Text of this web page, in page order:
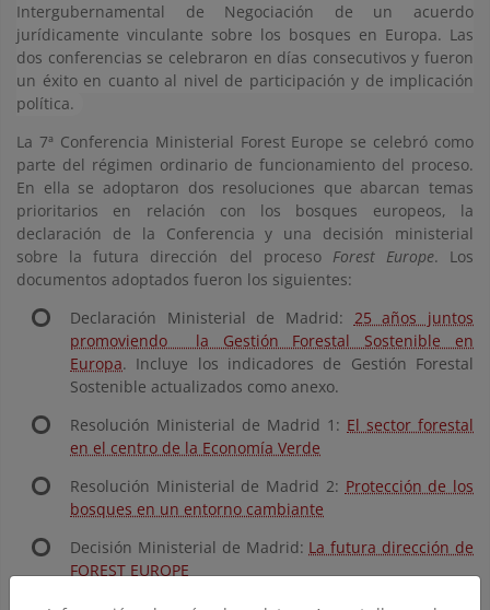
Intergubernamental de Negociación de un acuerdo
jurídicamente vinculante sobre los bosques en Europa. Las
dos conferencias se celebraron en días consecutivos y fueron
un éxito en cuanto al nivel de participación y de implicación
política.
La 7ª Conferencia Ministerial Forest Europe se celebró como
parte del régimen ordinario de funcionamiento del proceso.
En ella se adoptaron dos resoluciones que abarcan temas
prioritarios en relación con los bosques europeos, la
declaración de la Conferencia y una decisión ministerial
sobre la futura dirección del proceso Forest Europe. Los
documentos adoptados fueron los siguientes:
Declaración Ministerial de Madrid: 25 años juntos
promoviendo la Gestión Forestal Sostenible en
Europa. Incluye los indicadores de Gestión Forestal
Sostenible actualizados como anexo.
Resolución Ministerial de Madrid 1: El sector forestal
en el centro de la Economía Verde
Resolución Ministerial de Madrid 2: Protección de los
bosques en un entorno cambiante
Decisión Ministerial de Madrid: La futura dirección de
FOREST EUROPE